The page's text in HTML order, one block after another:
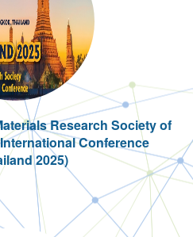
Research Society of
Conference
2025)